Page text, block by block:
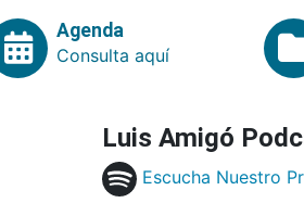
Agenda
Consulta aquí
Luis Amigó
Escucha Nuestro